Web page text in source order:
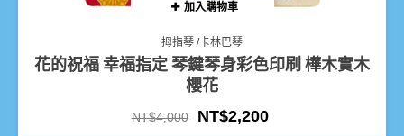
加入購物車
拇指琴 /卡林巴琴
花的祝福 幸福指定 琴鍵琴身彩色印刷 樺木實木
櫻花
NT$4,000 NT$2,200